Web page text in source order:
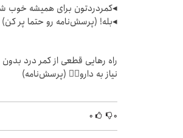
◂کمردردتون برای همیشه خوب
◂بله! (پرسش‌نامه رو حتما پر کن)
راه رهایی قطعی از کمر درد بدون
نیاز به دارو👈🏻 (پرسش‌نامه)
۰ ۰